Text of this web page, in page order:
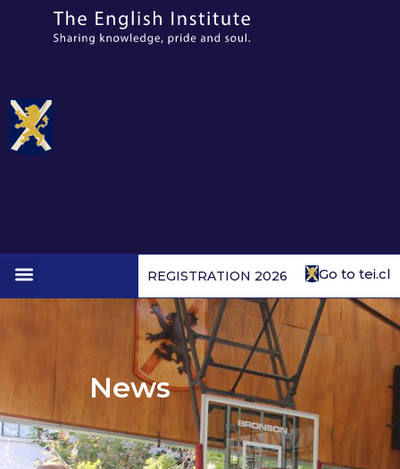
Go to tei.cl
REGISTRATION 2026
News